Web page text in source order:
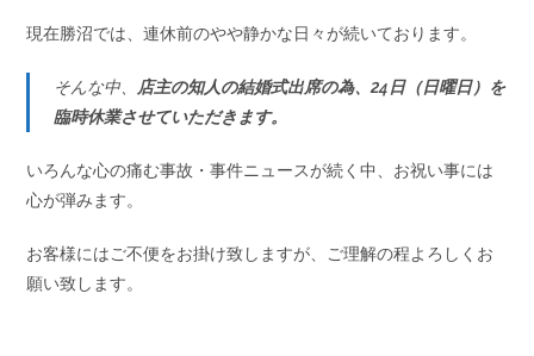
現在勝沼では、連休前のやや静かな日々が続いております。
そんな中、 店主の知人の結婚式出席の為、24日（日曜日）を
臨時休業させていただきます。
いろんな心の痛む事故・事件ニュースが続く中、お祝い事には
心が弾みます。
お客様にはご不便をお掛け致しますが、ご理解の程よろしくお
願い致します。